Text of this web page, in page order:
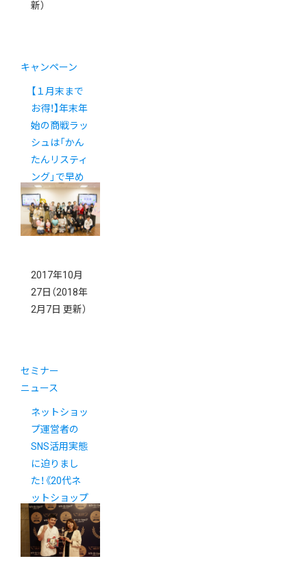
新）
キャンペーン
【１月末まで
お得！】年末年
始の商戦ラッ
シュは「かん
たんリスティ
ング」で早め
の準備を！
2017年10月
27日 （2018年
2月7日 更新）
セミナー
ニュース
ネットショッ
プ運営者の
SNS活用実態
に迫りまし
た！《20代ネ
ットショップ
オーナー交流
会レポート》